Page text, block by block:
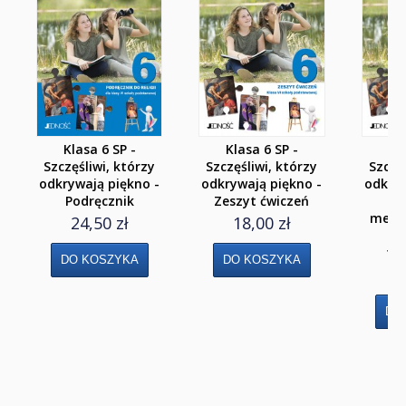
Klasa 8
Liceum i Technikum
Klasa 1 liceum i technikum
Klasa 2 liceum i technikum
Klasa 3 liceum
Klasa 3/4 technikum
Klasa 4 liceum 5 technikum
Szkoła Branżowa I st.
Klasa 6 SP -
Szczęśliwi, którzy
odkrywają piękno -
Podręcznik
24,50 zł
Klasa 6 SP -
Szczęśliwi, którzy
odkrywają piękno -
Zeszyt ćwiczeń
18,00 zł